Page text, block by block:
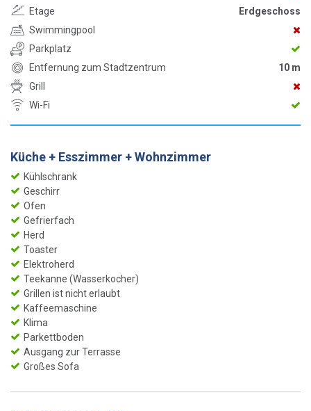
Etage
Erdgeschoss
Swimmingpool
Parkplatz
Entfernung zum Stadtzentrum
10 m
Grill
Wi-Fi
Küche + Esszimmer + Wohnzimmer
Kühlschrank
Geschirr
Ofen
Gefrierfach
Herd
Toaster
Elektroherd
Teekanne (Wasserkocher)
Grillen ist nicht erlaubt
Kaffeemaschine
Klima
Parkettboden
Ausgang zur Terrasse
Großes Sofa